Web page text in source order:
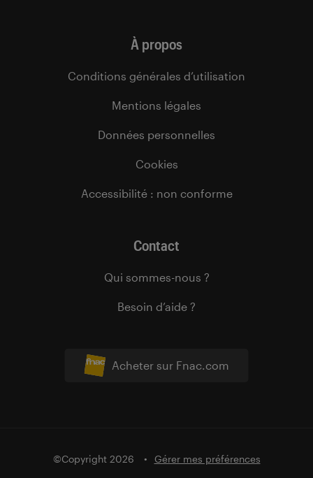
Acheter sur Fnac.com
À propos
Conditions générales d’utilisation
Mentions légales
Données personnelles
Cookies
Accessibilité : non conforme
Contact
Qui sommes-nous ?
Besoin d’aide ?
©Copyright 2026 Gérer mes préférences